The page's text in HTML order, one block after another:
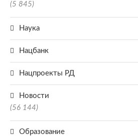
(5 845)
Наука
Нацбанк
Нацпроекты РД
Новости
(56 144)
Образование